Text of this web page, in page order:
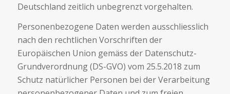
Deutschland zeitlich unbegrenzt vorgehalten.
Personenbezogene Daten werden ausschliesslich
nach den rechtlichen Vorschriften der
Europäischen Union gemäss der Datenschutz-
Grundverordnung (DS-GVO) vom 25.5.2018 zum
Schutz natürlicher Personen bei der Verarbeitung